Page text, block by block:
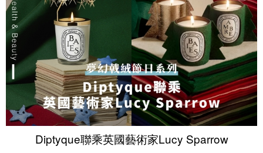
Diptyque聯乘英國藝術家Lucy Sparrow